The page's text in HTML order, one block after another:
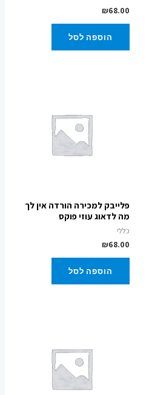
₪68.00
הוספה לסל
פלייבק למכירה הורדה אין לך
מה לדאוג עוזי פוקס
כללי
₪68.00
הוספה לסל